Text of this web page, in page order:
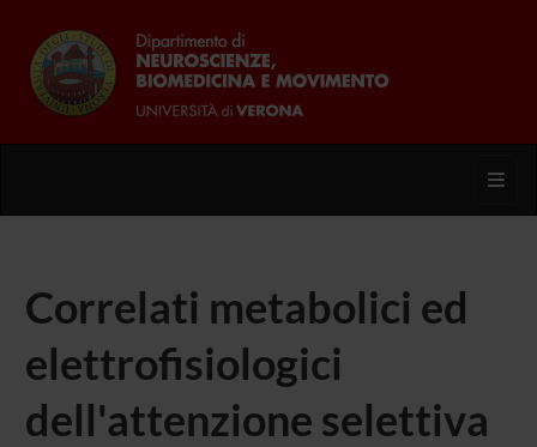
Correlati metabolici ed
elettrofisiologici
dell'attenzione selettiva